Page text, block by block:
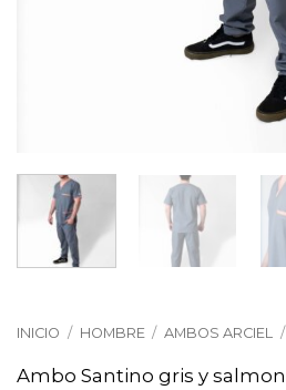
INICIO / HOMBRE / AMBOS ARCIEL /
Ambo Santino gris y salmon